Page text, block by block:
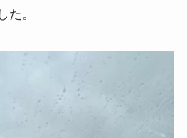
た。